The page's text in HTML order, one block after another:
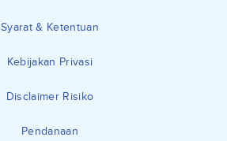
Syarat & Ketentuan
Kebijakan Privasi
Disclaimer Risiko
Pendanaan